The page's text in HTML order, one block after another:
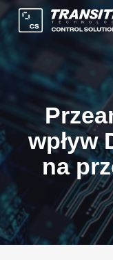
Skip
to
wpływ
na